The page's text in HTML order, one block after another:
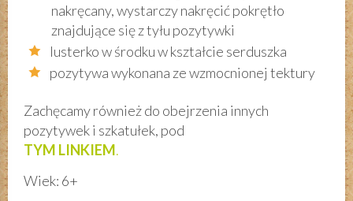
nakręcany, wystarczy nakręcić pokrętło
znajdujące się z tyłu pozytywki
lusterko w środku w kształcie serduszka
pozytywa wykonana ze wzmocnionej tektury
Zachęcamy również do obejrzenia innych
pozytywek i szkatułek, pod
TYM LINKIEM.
Wiek: 6+